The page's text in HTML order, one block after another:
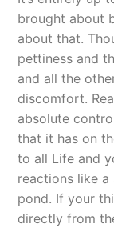
brought about
about that.
pettiness and
and all the
discomfort.
absolute
that it has on
to all Life and
reactions like
pond. If your
directly from